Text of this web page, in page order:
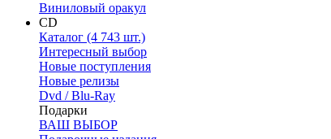
Виниловый оракул
CD
Каталог (4 743 шт.)
Интересный выбор
Новые поступления
Новые релизы
Dvd / Blu-Ray
Подарки
ВАШ ВЫБОР